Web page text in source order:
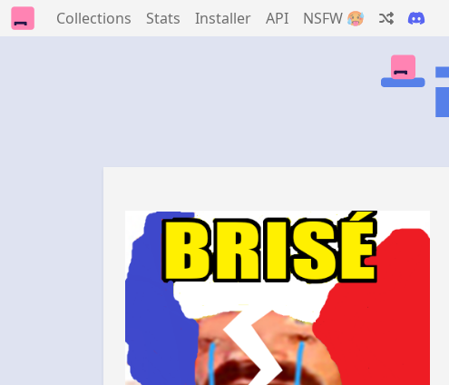
Collections Stats Installer API NSFW 🥵